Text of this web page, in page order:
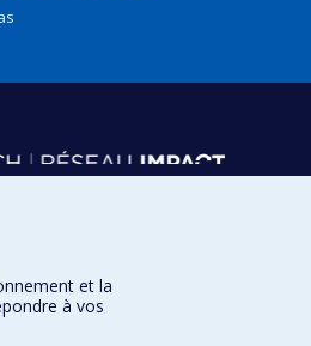
et la
à vos